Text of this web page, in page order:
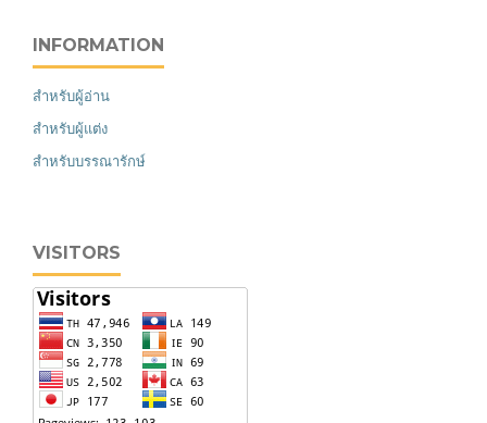
INFORMATION
สำหรับผู้อ่าน
สำหรับผู้แต่ง
สำหรับบรรณารักษ์
VISITORS